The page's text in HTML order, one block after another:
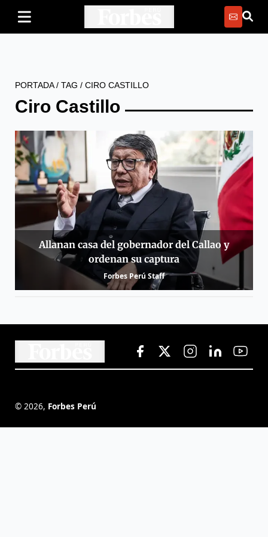
PORTADA/ TAG / CIRO CASTILLO
Ciro Castillo
Allanan casa del gobernador del Callao y
ordenan su captura
Forbes Perú Staff
© 2026, Forbes Perú